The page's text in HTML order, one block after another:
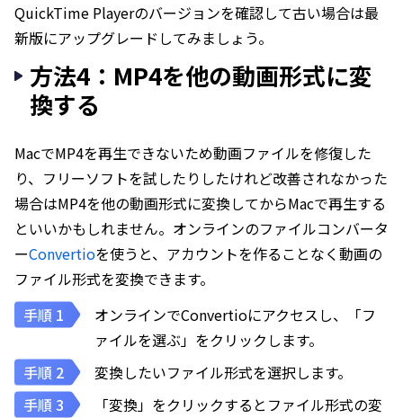
QuickTime Playerのバージョンを確認して古い場合は最
新版にアップグレードしてみましょう。
方法4：MP4を他の動画形式に変
換する
MacでMP4を再生できないため動画ファイルを修復した
り、フリーソフトを試したりしたけれど改善されなかった
場合はMP4を他の動画形式に変換してからMacで再生する
といいかもしれません。オンラインのファイルコンバータ
ーConvertioを使うと、アカウントを作ることなく動画の
ファイル形式を変換できます。
オンラインでConvertioにアクセスし、「フ
ァイルを選ぶ」をクリックします。
変換したいファイル形式を選択します。
「変換」をクリックするとファイル形式の変